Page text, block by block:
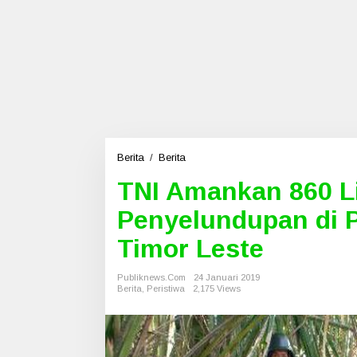
Berita / Berita
I
A
m
n
6
0
L
TNI Amankan 860
Penyelundupan di
Timor Leste
Publiknews.com
24 Januari 2019
Berita
Peristiwa 2,175 Views